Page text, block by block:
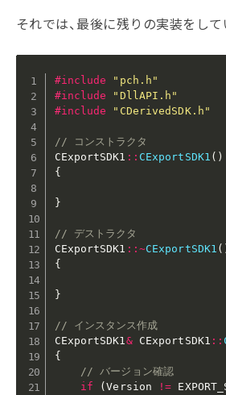
それでは、最後に残りの実装をして
#include
"pch.h"
#include
"DllAPI.h"
#include "CDerivedSDK.h"
// コンストラクタ
CExportSDK1 :: CExportSDK1 ( )
{
}
// デストラクタ
CExportSDK1 :: ~CExportSDK1 (
{
}
// インスタンス作成
CExportSDK1& CExportSDK1 ::
{
// バージョン確認
if
(Version !=